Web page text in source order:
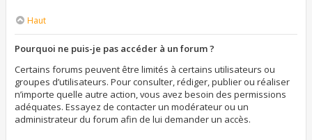
Haut
Pourquoi ne puis-je pas accéder à un forum ?
Certains forums peuvent être limités à certains utilisateurs ou
groupes d’utilisateurs. Pour consulter, rédiger, publier ou réaliser
n’importe quelle autre action, vous avez besoin des permissions
adéquates. Essayez de contacter un modérateur ou un
administrateur du forum afin de lui demander un accès.